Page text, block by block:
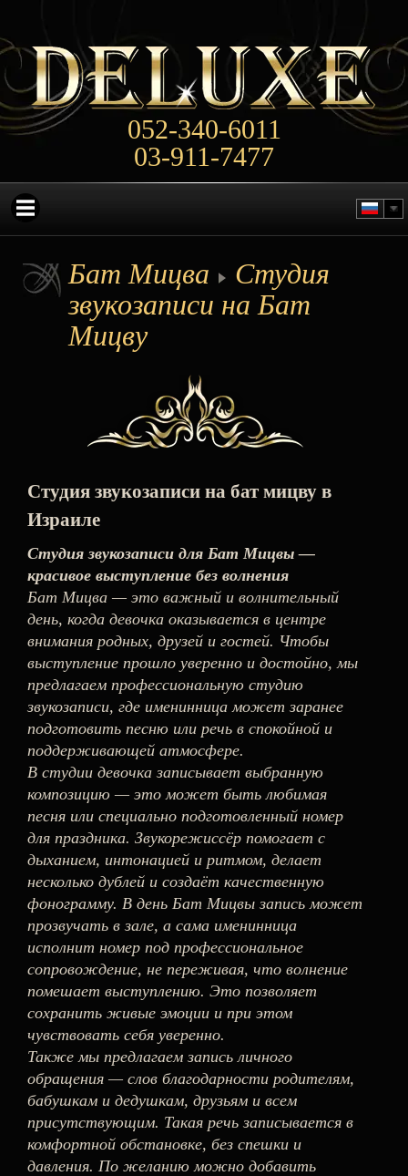
052-340-6011
03-911-7477
Бат Мицва
Студия
звукозаписи на Бат
Мицву
Студия звукозаписи на бат мицву в
Израиле
Студия звукозаписи для Бат Мицвы —
красивое выступление без волнения
Бат Мицва — это важный и волнительный
день, когда девочка оказывается в центре
внимания родных, друзей и гостей. Чтобы
выступление прошло уверенно и достойно, мы
предлагаем профессиональную студию
звукозаписи, где именинница может заранее
подготовить песню или речь в спокойной и
поддерживающей атмосфере.
В студии девочка записывает выбранную
композицию — это может быть любимая
песня или специально подготовленный номер
для праздника. Звукорежиссёр помогает с
дыханием, интонацией и ритмом, делает
несколько дублей и создаёт качественную
фонограмму. В день Бат Мицвы запись может
прозвучать в зале, а сама именинница
исполнит номер под профессиональное
сопровождение, не переживая, что волнение
помешает выступлению. Это позволяет
сохранить живые эмоции и при этом
чувствовать себя уверенно.
Также мы предлагаем запись личного
обращения — слов благодарности родителям,
бабушкам и дедушкам, друзьям и всем
присутствующим. Такая речь записывается в
комфортной обстановке, без спешки и
давления. По желанию можно добавить